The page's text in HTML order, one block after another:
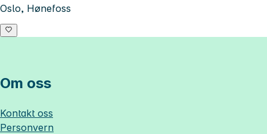
Oslo, Hønefoss
Om oss
Kontakt oss
Personvern